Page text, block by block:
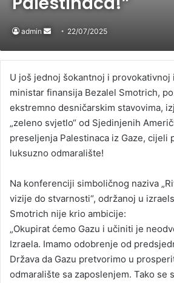
admin
Send
email
22/07/2025
U još jednoj šokantnoj i provokativnoj
ministar finansija Bezalel Smotrich,
ekstremno desničarskim stavovima,
„zeleno svjetlo“ od Sjedinjenih
preseljenja Palestinaca iz Gaze, cijeli
luksuzno odmaralište!
Na konferenciji simboličnog naziva
vizije do stvarnosti“, održanoj u
Smotrich nije krio ambicije:
„Okupirat ćemo Gazu i učiniti je
Izraela. Imamo odobrenje od
Država da Gazu pretvorimo u
odmaralište sa zaposlenjem. Tako se